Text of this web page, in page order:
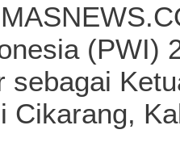
(PWI)
sebagai
Cikarang,